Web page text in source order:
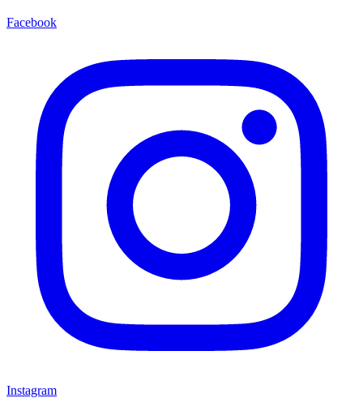
Facebook
Instagram